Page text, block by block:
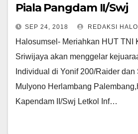
Piala Pangdam II/Swj
SEP 24, 2018 REDAKSI
Halosumsel- Meriahkan HUT TNI
Sriwijaya akan menggelar
Individual di Yonif 200/Raider
Mulyono Herlambang
Kapendam II/Swj Letkol Inf…